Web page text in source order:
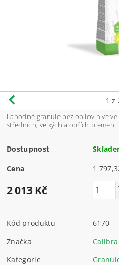
1 z
Lahodné granule bez obilovin ve
středních, velkých a obřích plemen.
Dostupnost
Cena
2 013 Kč
Kód produktu
6170
Značka
Calibra
Kategorie